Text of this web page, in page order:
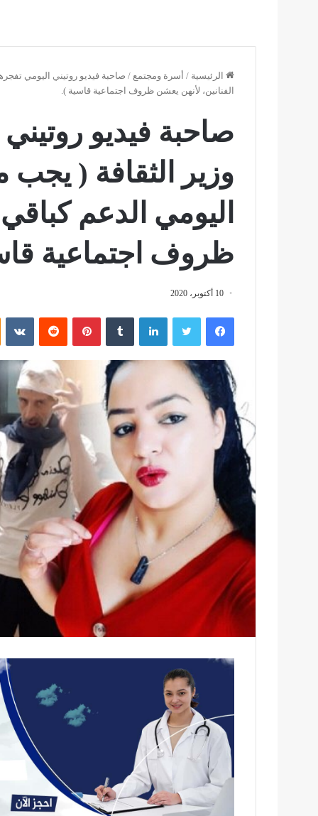
الرئيسية / أسرة ومجتمع / صاحبة فيديو روتيني اليومي
الفنانين، لأنهن يعشن ظروف اجتماعية قاسية ).
صاحبة فيديو
وزير الثقافة (
اليومي الدعم
ظروف اجتماعية
10 أكتوبر، 2020
فيسبوك تويتر لينكدإن بينتيريست